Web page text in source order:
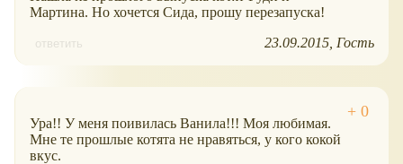
Мартина. Но хочется Сида, прошу перезапуска!
ответить 23.09.2015 Гость
Ура!! У меня поивилась Ванила!!! Моя любимая.
Мне те прошлые котята не нравяться, у кого кокой
вкус.